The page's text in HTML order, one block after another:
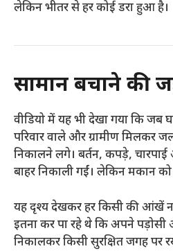
लेकिन भीतर से हर कोई डरा हुआ है।
सामान बचाने की
वीडियो में यह भी देखा गया कि जब
परिवार वाले और ग्रामीण मिलकर
निकालने लगे। बर्तन, कपड़े,
बाहर निकाली गईं। लेकिन मकान को
यह दृश्य देखकर हर किसी की आंखें
इतना कर पा रहे थे कि अपने
निकालकर किसी सुरक्षित जगह पर